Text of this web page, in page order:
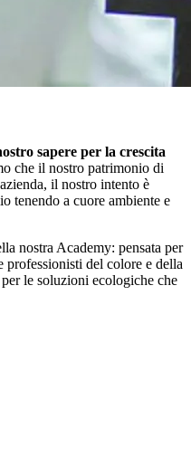
sapere per la crescita
che il nostro patrimonio di
il nostro intento è
tenendo a cuore ambiente e
nostra Academy: pensata per
professionisti del colore e della
le soluzioni ecologiche che